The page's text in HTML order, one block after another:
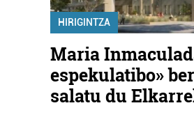
HIRIGINTZA
Maria
espekulatibo»
salatu du